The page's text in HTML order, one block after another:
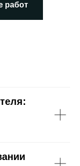
работ